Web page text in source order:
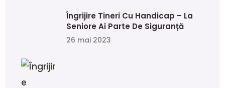
Îngrijire Tineri Cu Handicap – La
Seniore Ai Parte De Siguranță
26 mai 2023